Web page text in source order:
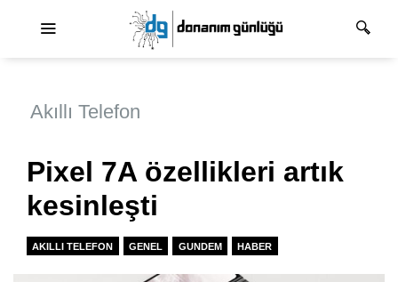
Akıllı Telefon
Pixel 7A özellikleri artık
kesinleşti
AKILLI TELEFON GENEL GUNDEM HABER